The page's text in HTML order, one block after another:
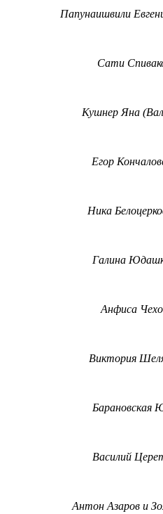
Папунаишвили
Сати
Кушнер Яна
Егор
Ника
Галина
Анфиса
Виктория
Барановская
Василий
Антон Азаров и